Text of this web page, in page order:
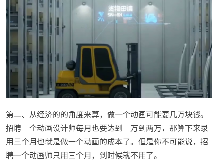
第二、从经济的的角度来算，做一个动画可能要几万块钱。
招聘一个动画设计师每月也要达到一万到两万，那算下来录
用三个月也就是做一个动画的成本了。但是你不可能说，招
聘一个动画师只用三个月，到时候就不用了。